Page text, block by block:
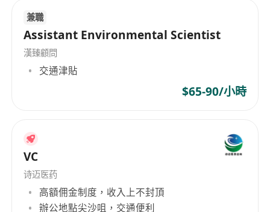
兼職
Assistant Environmental Scientist
漢臻顧問
交通津貼
$65-90/小時
VC
诗迈医药
高額佣金制度，收入上不封頂
辦公地點尖沙咀，交通便利